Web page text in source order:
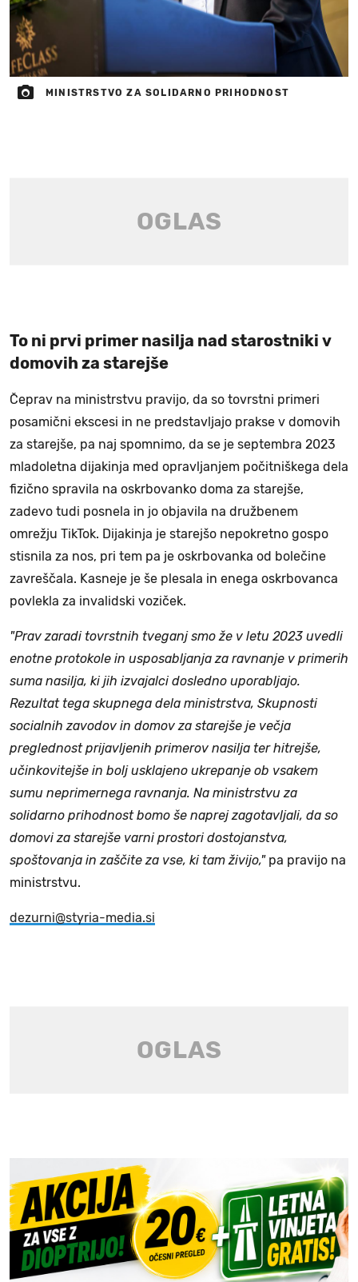
MINISTRSTVO ZA SOLIDARNO PRIHODNOST
To ni prvi primer nasilja nad starostniki v
domovih za starejše
Čeprav na ministrstvu pravijo, da so tovrstni primeri
posamični ekscesi in ne predstavljajo prakse v domovih
za starejše, pa naj spomnimo, da se je septembra 2023
mladoletna dijakinja med opravljanjem počitniškega dela
fizično spravila na oskrbovanko doma za starejše,
zadevo tudi posnela in jo objavila na družbenem
omrežju TikTok. Dijakinja je starejšo nepokretno gospo
stisnila za nos, pri tem pa je oskrbovanka od bolečine
zavreščala. Kasneje je še plesala in enega oskrbovanca
povlekla za invalidski voziček.
"Prav zaradi tovrstnih tveganj smo že v letu 2023 uvedli
enotne protokole in usposabljanja za ravnanje v primerih
suma nasilja, ki jih izvajalci dosledno uporabljajo.
Rezultat tega skupnega dela ministrstva, Skupnosti
socialnih zavodov in domov za starejše je večja
preglednost prijavljenih primerov nasilja ter hitrejše,
učinkovitejše in bolj usklajeno ukrepanje ob vsakem
sumu neprimernega ravnanja. Na ministrstvu za
solidarno prihodnost bomo še naprej zagotavljali, da so
domovi za starejše varni prostori dostojanstva,
spoštovanja in zaščite za vse, ki tam živijo,"pa pravijo na
ministrstvu.
dezurni@styria-media.si